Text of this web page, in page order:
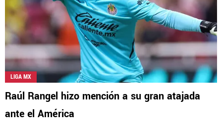
LIGA MX
Raúl Rangel hizo mención a su gran atajada
ante el América